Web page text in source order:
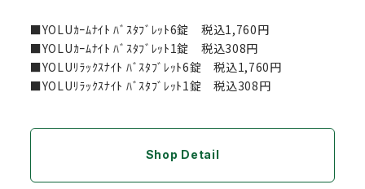
■YOLUｶｰﾑﾅｲﾄ ﾊﾞｽﾀﾌﾞﾚｯﾄ6錠 税込1,760円
■YOLUｶｰﾑﾅｲﾄ ﾊﾞｽﾀﾌﾞﾚｯﾄ1錠 税込308円
■YOLUﾘﾗｯｸｽﾅｲﾄ ﾊﾞｽﾀﾌﾞﾚｯﾄ6錠 税込1,760円
■YOLUﾘﾗｯｸｽﾅｲﾄ ﾊﾞｽﾀﾌﾞﾚｯﾄ1錠 税込308円
Shop Detail